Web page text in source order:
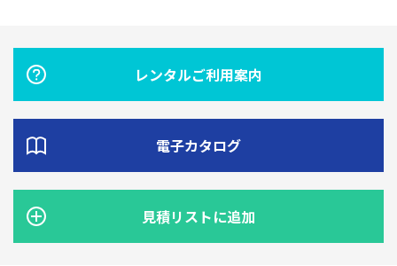
レンタルご利用案内
電子カタログ
見積リストに追加